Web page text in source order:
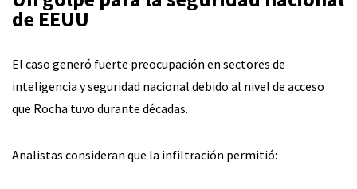
de EEUU
El caso generó fuerte preocupación en sectores de
inteligencia y seguridad nacional debido al nivel de acceso
que Rocha tuvo durante décadas.
Analistas consideran que la infiltración permitió: